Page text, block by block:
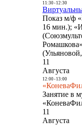
11:30- 12:30
Показ м/ф
16 мин.);
11
Августа
12:00- 13:00
Занятие в
11
Августа